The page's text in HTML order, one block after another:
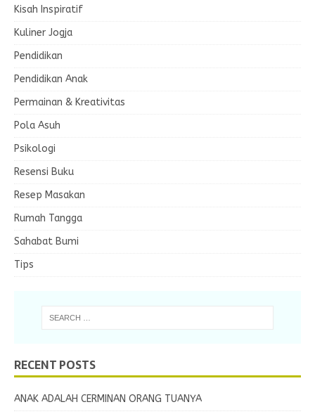
Kisah Inspiratif
Kuliner Jogja
Pendidikan
Pendidikan Anak
Permainan & Kreativitas
Pola Asuh
Psikologi
Resensi Buku
Resep Masakan
Rumah Tangga
Sahabat Bumi
Tips
RECENT POSTS
ANAK ADALAH CERMINAN ORANG TUANYA